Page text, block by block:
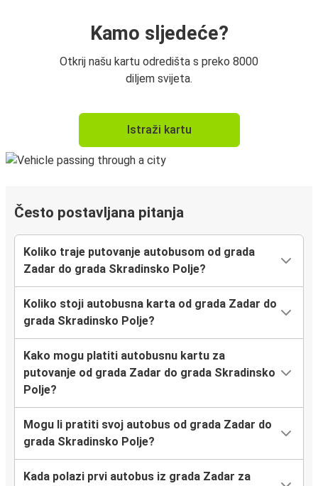
Kamo sljedeće?
Otkrij našu kartu odredišta s preko 8000
diljem svijeta.
Istraži kartu
Često postavljana pitanja
Koliko traje putovanje autobusom od grada
Zadar do grada Skradinsko Polje?
Koliko stoji autobusna karta od grada Zadar do
grada Skradinsko Polje?
Kako mogu platiti autobusnu kartu za
putovanje od grada Zadar do grada Skradinsko
Polje?
Mogu li pratiti svoj autobus od grada Zadar do
grada Skradinsko Polje?
Kada polazi prvi autobus iz grada Zadar za